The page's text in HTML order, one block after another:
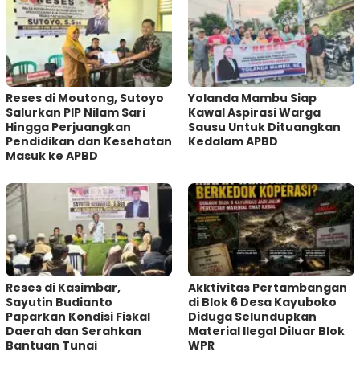
Reses di Moutong, Sutoyo
Salurkan PIP Nilam Sari
Hingga Perjuangkan
Pendidikan dan Kesehatan
Masuk ke APBD
Yolanda Mambu Siap
Kawal Aspirasi Warga
Sausu Untuk Dituangkan
Kedalam APBD
Reses di Kasimbar,
Sayutin Budianto
Paparkan Kondisi Fiskal
Daerah dan Serahkan
Bantuan Tunai
Akktivitas Pertambangan
di Blok 6 Desa Kayuboko
Diduga Selundupkan
Material Ilegal Diluar Blok
WPR